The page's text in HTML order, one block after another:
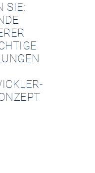
SIE: